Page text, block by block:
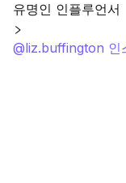
유명인 인플루언서
@liz.buffington 인